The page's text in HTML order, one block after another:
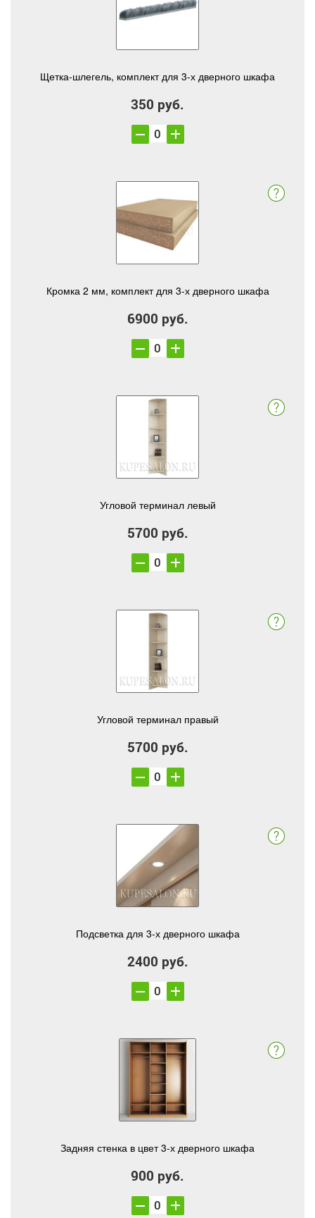
Щетка-шлегель, комплект для 3-х дверного шкафа
350 руб.
Кромка 2 мм, комплект для 3-х дверного шкафа
6900 руб.
Угловой терминал левый
5700 руб.
Угловой терминал правый
5700 руб.
Подсветка для 3-х дверного шкафа
2400 руб.
Задняя стенка в цвет 3-х дверного шкафа
900 руб.